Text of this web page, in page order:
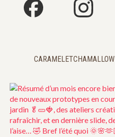
CARAMELETCHAMALLOW